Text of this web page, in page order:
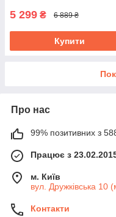
5 299 ₴ 6 889 ₴
Купити
Про нас
99% позитивних з 588
Працює з
м. Київ
вул. Дружківська 10
Контакти